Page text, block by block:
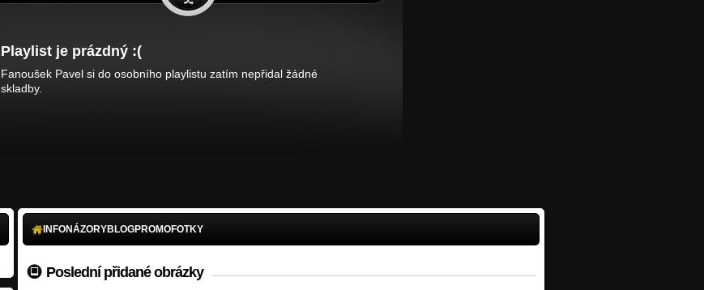
Playlist je prázdný :(
Fanoušek Pavel si do osobního playlistu zatím nepřidal žádné
skladby.
INFONÁZORYBLOGPROMOFOTKY
Poslední přidané obrázky